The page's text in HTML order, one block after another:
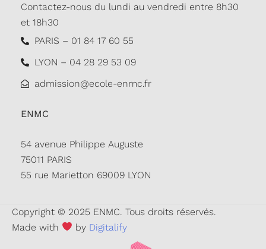
Contactez-nous du lundi au vendredi entre 8h30
et 18h30
PARIS – 01 84 17 60 55
LYON – 04 28 29 53 09
admission@ecole-enmc.fr
ENMC
54 avenue Philippe Auguste
75011 PARIS
55 rue Marietton 69009 LYON
Copyright © 2025 ENMC. Tous droits réservés.
Made with
by Digitalify